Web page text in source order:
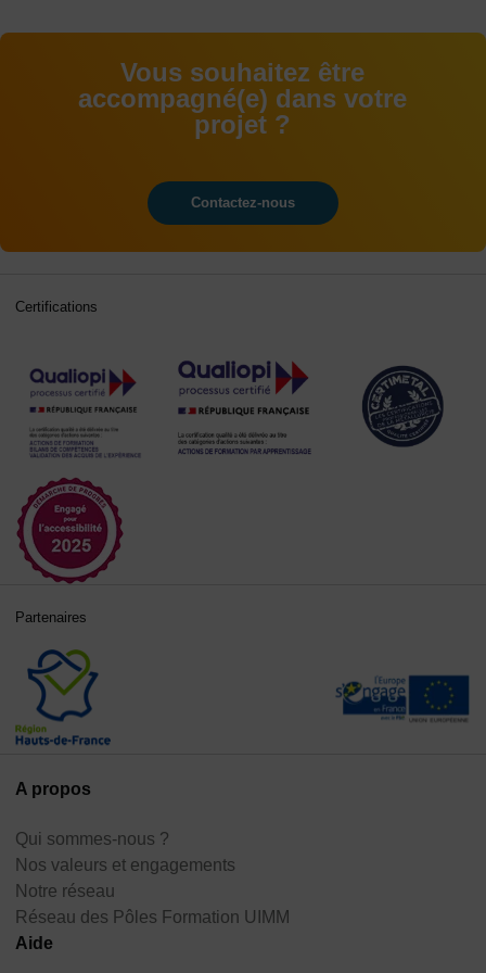
Vous souhaitez être
accompagné(e) dans votre
projet ?
Contactez-nous
A propos
Qui sommes-nous ?
Nos valeurs et engagements
Notre réseau
Réseau des Pôles Formation UIMM
Aide
Certifications
Partenaires